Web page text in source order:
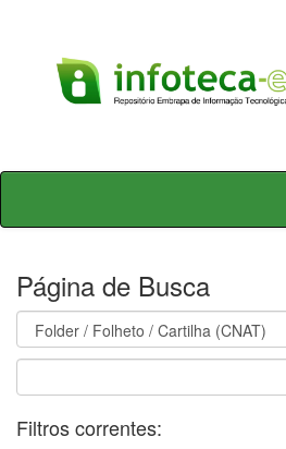
Skip
Página de Busca
Filtros correntes: